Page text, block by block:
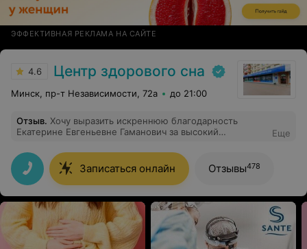
ЭФФЕКТИВНАЯ РЕКЛАМА НА САЙТЕ
4.6 Центр здорового сна
Минск, пр-т Независимости, 72а до 21:00
Отзыв. Хочу выразить искреннюю благодарность
Екатерине Евгеньевне Гаманович за высокий
внимательное отношение к пациенту. Четко, понятно,
доступно все объяснила и назначила лечение.
Огромное Вам спасибо!
Еще
Записаться онлайн Отзывы478